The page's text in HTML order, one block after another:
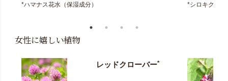
*ハマナス花水（保湿成分） *シロキクラ
女性に嬉しい植物
レッドクローバー*